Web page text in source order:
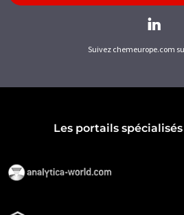
Suivez chemeurope.com
Les portails spécialisés